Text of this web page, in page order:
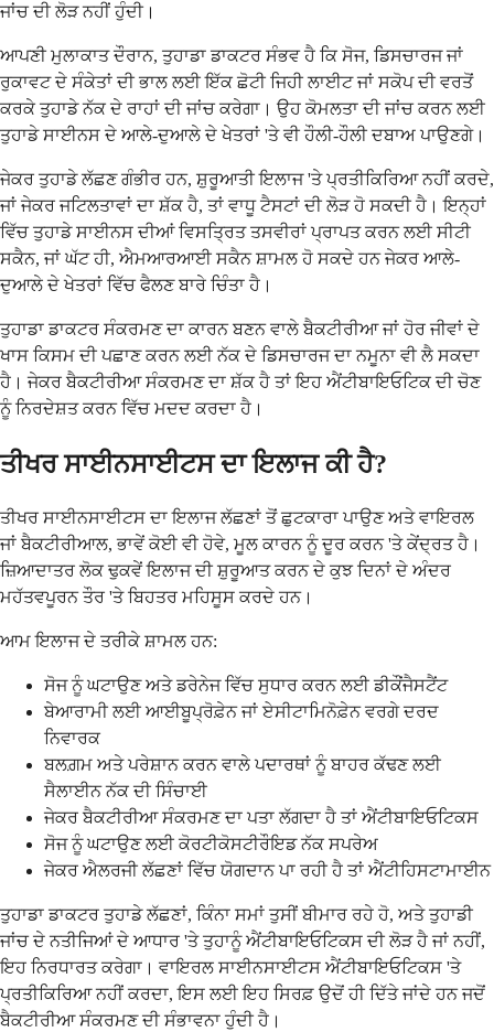
ਜਾਂਚ ਦੀ ਲੋੜ ਨਹੀਂ ਹੁੰਦੀ।
ਆਪਣੀ ਮੁਲਾਕਾਤ ਦੌਰਾਨ, ਤੁਹਾਡਾ ਡਾਕਟਰ ਸੰਭਵ ਹੈ ਕਿ ਸੋਜ, ਡਿਸਚਾਰਜ ਜਾਂ
ਰੁਕਾਵਟ ਦੇ ਸੰਕੇਤਾਂ ਦੀ ਭਾਲ ਲਈ ਇੱਕ ਛੋਟੀ ਜਿਹੀ ਲਾਈਟ ਜਾਂ ਸਕੋਪ ਦੀ ਵਰਤੋਂ
ਕਰਕੇ ਤੁਹਾਡੇ ਨੱਕ ਦੇ ਰਾਹਾਂ ਦੀ ਜਾਂਚ ਕਰੇਗਾ। ਉਹ ਕੋਮਲਤਾ ਦੀ ਜਾਂਚ ਕਰਨ ਲਈ
ਤੁਹਾਡੇ ਸਾਈਨਸ ਦੇ ਆਲੇ-ਦੁਆਲੇ ਦੇ ਖੇਤਰਾਂ 'ਤੇ ਵੀ ਹੌਲੀ-ਹੌਲੀ ਦਬਾਅ ਪਾਉਣਗੇ।
ਜੇਕਰ ਤੁਹਾਡੇ ਲੱਛਣ ਗੰਭੀਰ ਹਨ, ਸ਼ੁਰੂਆਤੀ ਇਲਾਜ 'ਤੇ ਪ੍ਰਤੀਕਿਰਿਆ ਨਹੀਂ ਕਰਦੇ,
ਜਾਂ ਜੇਕਰ ਜਟਿਲਤਾਵਾਂ ਦਾ ਸ਼ੱਕ ਹੈ, ਤਾਂ ਵਾਧੂ ਟੈਸਟਾਂ ਦੀ ਲੋੜ ਹੋ ਸਕਦੀ ਹੈ। ਇਨ੍ਹਾਂ
ਵਿੱਚ ਤੁਹਾਡੇ ਸਾਈਨਸ ਦੀਆਂ ਵਿਸਤ੍ਰਿਤ ਤਸਵੀਰਾਂ ਪ੍ਰਾਪਤ ਕਰਨ ਲਈ ਸੀਟੀ
ਸਕੈਨ, ਜਾਂ ਘੱਟ ਹੀ, ਐਮਆਰਆਈ ਸਕੈਨ ਸ਼ਾਮਲ ਹੋ ਸਕਦੇ ਹਨ ਜੇਕਰ ਆਲੇ-
ਦੁਆਲੇ ਦੇ ਖੇਤਰਾਂ ਵਿੱਚ ਫੈਲਣ ਬਾਰੇ ਚਿੰਤਾ ਹੈ।
ਤੁਹਾਡਾ ਡਾਕਟਰ ਸੰਕਰਮਣ ਦਾ ਕਾਰਨ ਬਣਨ ਵਾਲੇ ਬੈਕਟੀਰੀਆ ਜਾਂ ਹੋਰ ਜੀਵਾਂ ਦੇ
ਖਾਸ ਕਿਸਮ ਦੀ ਪਛਾਣ ਕਰਨ ਲਈ ਨੱਕ ਦੇ ਡਿਸਚਾਰਜ ਦਾ ਨਮੂਨਾ ਵੀ ਲੈ ਸਕਦਾ
ਹੈ। ਜੇਕਰ ਬੈਕਟੀਰੀਆ ਸੰਕਰਮਣ ਦਾ ਸ਼ੱਕ ਹੈ ਤਾਂ ਇਹ ਐਂਟੀਬਾਇਓਟਿਕ ਦੀ ਚੋਣ
ਨੂੰ ਨਿਰਦੇਸ਼ਤ ਕਰਨ ਵਿੱਚ ਮਦਦ ਕਰਦਾ ਹੈ।
ਤੀਖਰ ਸਾਈਨਸਾਈਟਸ ਦਾ ਇਲਾਜ ਕੀ ਹੈ?
ਤੀਖਰ ਸਾਈਨਸਾਈਟਸ ਦਾ ਇਲਾਜ ਲੱਛਣਾਂ ਤੋਂ ਛੁਟਕਾਰਾ ਪਾਉਣ ਅਤੇ ਵਾਇਰਲ
ਜਾਂ ਬੈਕਟੀਰੀਆਲ, ਭਾਵੇਂ ਕੋਈ ਵੀ ਹੋਵੇ, ਮੂਲ ਕਾਰਨ ਨੂੰ ਦੂਰ ਕਰਨ 'ਤੇ ਕੇਂਦ੍ਰਤ ਹੈ।
ਜ਼ਿਆਦਾਤਰ ਲੋਕ ਢੁਕਵੇਂ ਇਲਾਜ ਦੀ ਸ਼ੁਰੂਆਤ ਕਰਨ ਦੇ ਕੁਝ ਦਿਨਾਂ ਦੇ ਅੰਦਰ
ਮਹੱਤਵਪੂਰਨ ਤੌਰ 'ਤੇ ਬਿਹਤਰ ਮਹਿਸੂਸ ਕਰਦੇ ਹਨ।
ਆਮ ਇਲਾਜ ਦੇ ਤਰੀਕੇ ਸ਼ਾਮਲ ਹਨ:
ਸੋਜ ਨੂੰ ਘਟਾਉਣ ਅਤੇ ਡਰੇਨੇਜ ਵਿੱਚ ਸੁਧਾਰ ਕਰਨ ਲਈ ਡੀਕੌਂਜੈਸਟੈਂਟ
ਬੇਆਰਾਮੀ ਲਈ ਆਈਬੂਪ੍ਰੋਫ਼ੇਨ ਜਾਂ ਏਸੀਟਾਮਿਨੋਫ਼ੇਨ ਵਰਗੇ ਦਰਦ
ਨਿਵਾਰਕ
ਬਲਗ਼ਮ ਅਤੇ ਪਰੇਸ਼ਾਨ ਕਰਨ ਵਾਲੇ ਪਦਾਰਥਾਂ ਨੂੰ ਬਾਹਰ ਕੱਢਣ ਲਈ
ਸੈਲਾਈਨ ਨੱਕ ਦੀ ਸਿੰਚਾਈ
ਜੇਕਰ ਬੈਕਟੀਰੀਆ ਸੰਕਰਮਣ ਦਾ ਪਤਾ ਲੱਗਦਾ ਹੈ ਤਾਂ ਐਂਟੀਬਾਇਓਟਿਕਸ
ਸੋਜ ਨੂੰ ਘਟਾਉਣ ਲਈ ਕੋਰਟੀਕੋਸਟੀਰੌਇਡ ਨੱਕ ਸਪਰੇਅ
ਜੇਕਰ ਐਲਰਜੀ ਲੱਛਣਾਂ ਵਿੱਚ ਯੋਗਦਾਨ ਪਾ ਰਹੀ ਹੈ ਤਾਂ ਐਂਟੀਹਿਸਟਾਮਾਈਨ
ਤੁਹਾਡਾ ਡਾਕਟਰ ਤੁਹਾਡੇ ਲੱਛਣਾਂ, ਕਿੰਨਾ ਸਮਾਂ ਤੁਸੀਂ ਬੀਮਾਰ ਰਹੇ ਹੋ, ਅਤੇ ਤੁਹਾਡੀ
ਜਾਂਚ ਦੇ ਨਤੀਜਿਆਂ ਦੇ ਆਧਾਰ 'ਤੇ ਤੁਹਾਨੂੰ ਐਂਟੀਬਾਇਓਟਿਕਸ ਦੀ ਲੋੜ ਹੈ ਜਾਂ ਨਹੀਂ,
ਇਹ ਨਿਰਧਾਰਤ ਕਰੇਗਾ। ਵਾਇਰਲ ਸਾਈਨਸਾਈਟਸ ਐਂਟੀਬਾਇਓਟਿਕਸ 'ਤੇ
ਪ੍ਰਤੀਕਿਰਿਆ ਨਹੀਂ ਕਰਦਾ, ਇਸ ਲਈ ਇਹ ਸਿਰਫ਼ ਉਦੋਂ ਹੀ ਦਿੱਤੇ ਜਾਂਦੇ ਹਨ ਜਦੋਂ
ਬੈਕਟੀਰੀਆ ਸੰਕਰਮਣ ਦੀ ਸੰਭਾਵਨਾ ਹੁੰਦੀ ਹੈ।